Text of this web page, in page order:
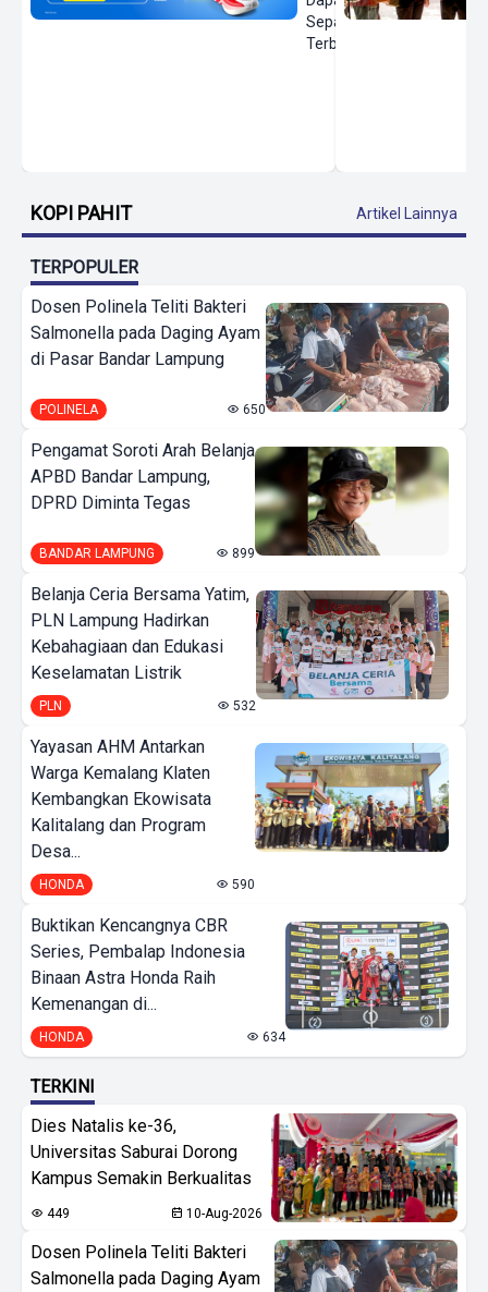
Sepatu
Terbaru
KOPI PAHIT Artikel Lainnya
TERPOPULER
Dosen Polinela Teliti Bakteri
Salmonella pada Daging Ayam
di Pasar Bandar Lampung
POLINELA 650
Pengamat Soroti Arah Belanja
APBD Bandar Lampung,
DPRD Diminta Tegas
BANDAR LAMPUNG 899
Belanja Ceria Bersama Yatim,
PLN Lampung Hadirkan
Kebahagiaan dan Edukasi
Keselamatan Listrik
PLN 532
Yayasan AHM Antarkan
Warga Kemalang Klaten
Kembangkan Ekowisata
Kalitalang dan Program
Desa...
HONDA 590
Buktikan Kencangnya CBR
Series, Pembalap Indonesia
Binaan Astra Honda Raih
Kemenangan di...
HONDA 634
TERKINI
Dies Natalis ke-36,
Universitas Saburai Dorong
Kampus Semakin Berkualitas
449 10-Aug-2026
Dosen Polinela Teliti Bakteri
Salmonella pada Daging Ayam